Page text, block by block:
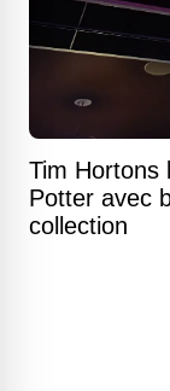
Tim Hortons
Potter avec
collection